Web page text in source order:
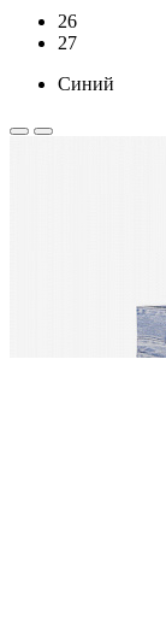
26
27
Синий